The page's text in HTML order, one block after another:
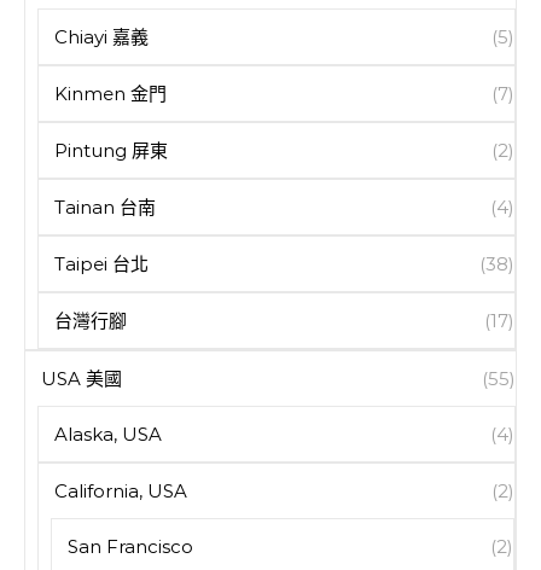
Chiayi 嘉義 (5)
Kinmen 金門 (7)
Pintung 屏東 (2)
Tainan 台南 (4)
Taipei 台北 (38)
台灣行腳 (17)
USA 美國 (55)
Alaska, USA (4)
California, USA (2)
San Francisco (2)